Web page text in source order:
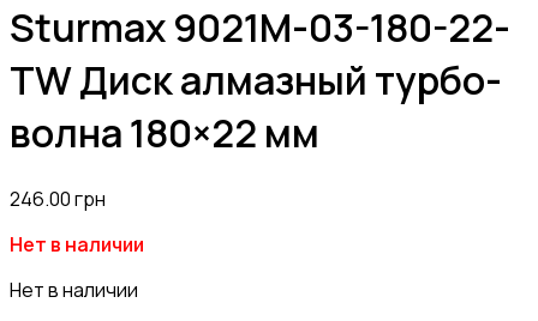
Sturmax 9021M-03-180-22-
TW Диск алмазный турбо-
волна 180×22 мм
246.00грн
Нет в наличии
Нет в наличии